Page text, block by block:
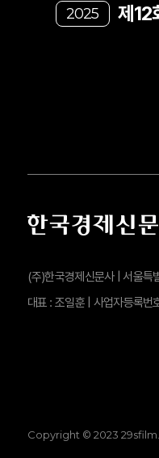
2025
제12
(주)한국경제신문사 | 서울특
대표 : 조일훈 | 사업자등록
Copyright © 2023